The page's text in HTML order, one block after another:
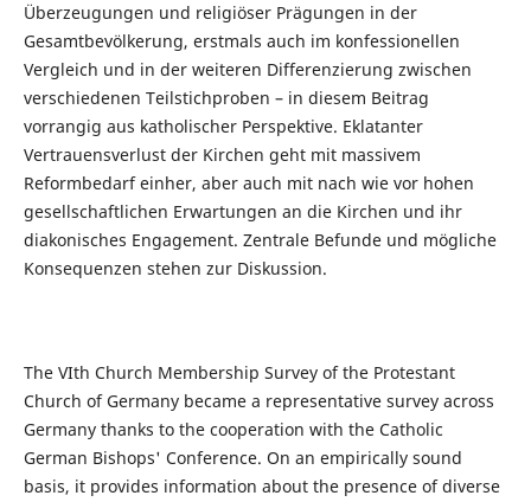
Überzeugungen und religiöser Prägungen in der
Gesamtbevölkerung, erstmals auch im konfessionellen
Vergleich und in der weiteren Differenzierung zwischen
verschiedenen Teilstichproben – in diesem Beitrag
vorrangig aus katholischer Perspektive. Eklatanter
Vertrauensverlust der Kirchen geht mit massivem
Reformbedarf einher, aber auch mit nach wie vor hohen
gesellschaftlichen Erwartungen an die Kirchen und ihr
diakonisches Engagement. Zentrale Befunde und mögliche
Konsequenzen stehen zur Diskussion.
The VIth Church Membership Survey of the Protestant
Church of Germany became a representative survey across
Germany thanks to the cooperation with the Catholic
German Bishops' Conference. On an empirically sound
basis, it provides information about the presence of diverse